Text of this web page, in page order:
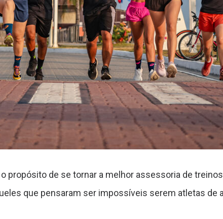
propósito de se tornar a melhor assessoria de
que pensaram ser impossíveis serem atletas de